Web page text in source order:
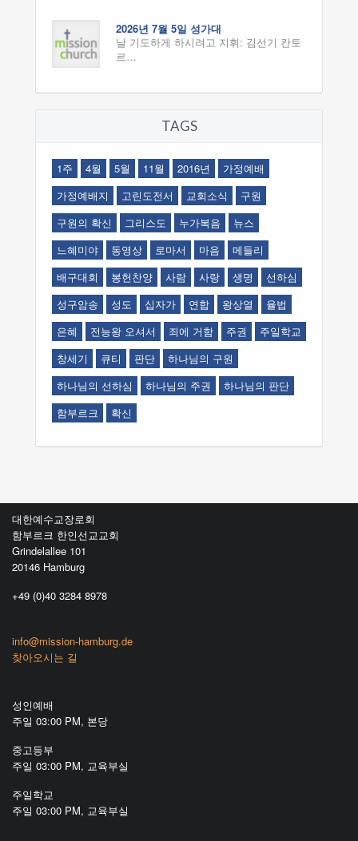
2026년 7월 5일 성가대
날 기도하게 하시려고 지휘: 김선기 칸토
르…
TAGS
1주 4월 5월 11월 2016년
가정예배
가정예배지
고린도전서 교회소식
구원
구원의 확신
그리스도 누가복음
뉴스
느혜미야
동영상 로마서 마음
메들리
배구대회
봉헌찬양 사람 사랑 생명
선하심
성구암송
성도 십자가 연합 왕상열
율법
은혜
전능왕 오셔서 죄에 거함 주권
주일학교
창세기
큐티 판단
하나님의 구원
하나님의 선하심
하나님의 주권
하나님의 판단
함부르크
확신
대한예수교장로회
함부르크 한인선교교회
Grindelallee 101
20146 Hamburg
+49 (0)40 3284 8978
info@mission-hamburg.de
찾아오시는 길
성인예배
주일 03:00 PM, 본당
중고등부
주일 03:00 PM, 교육부실
주일학교
주일 03:00 PM, 교육부실